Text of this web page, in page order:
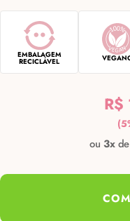
EMBALAGEM
RECICLÁVEL
R$
ou3xde